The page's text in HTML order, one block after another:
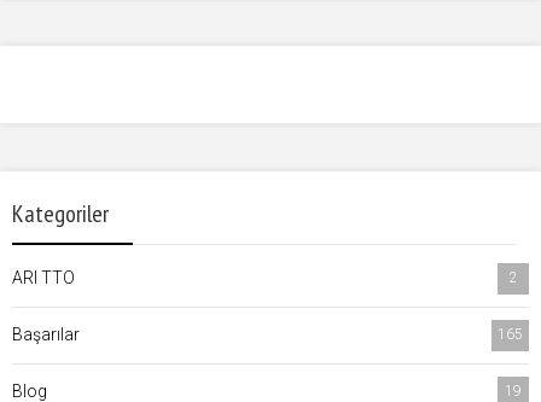
Kategoriler
ARI TTO 2
Başarılar 165
Blog 19